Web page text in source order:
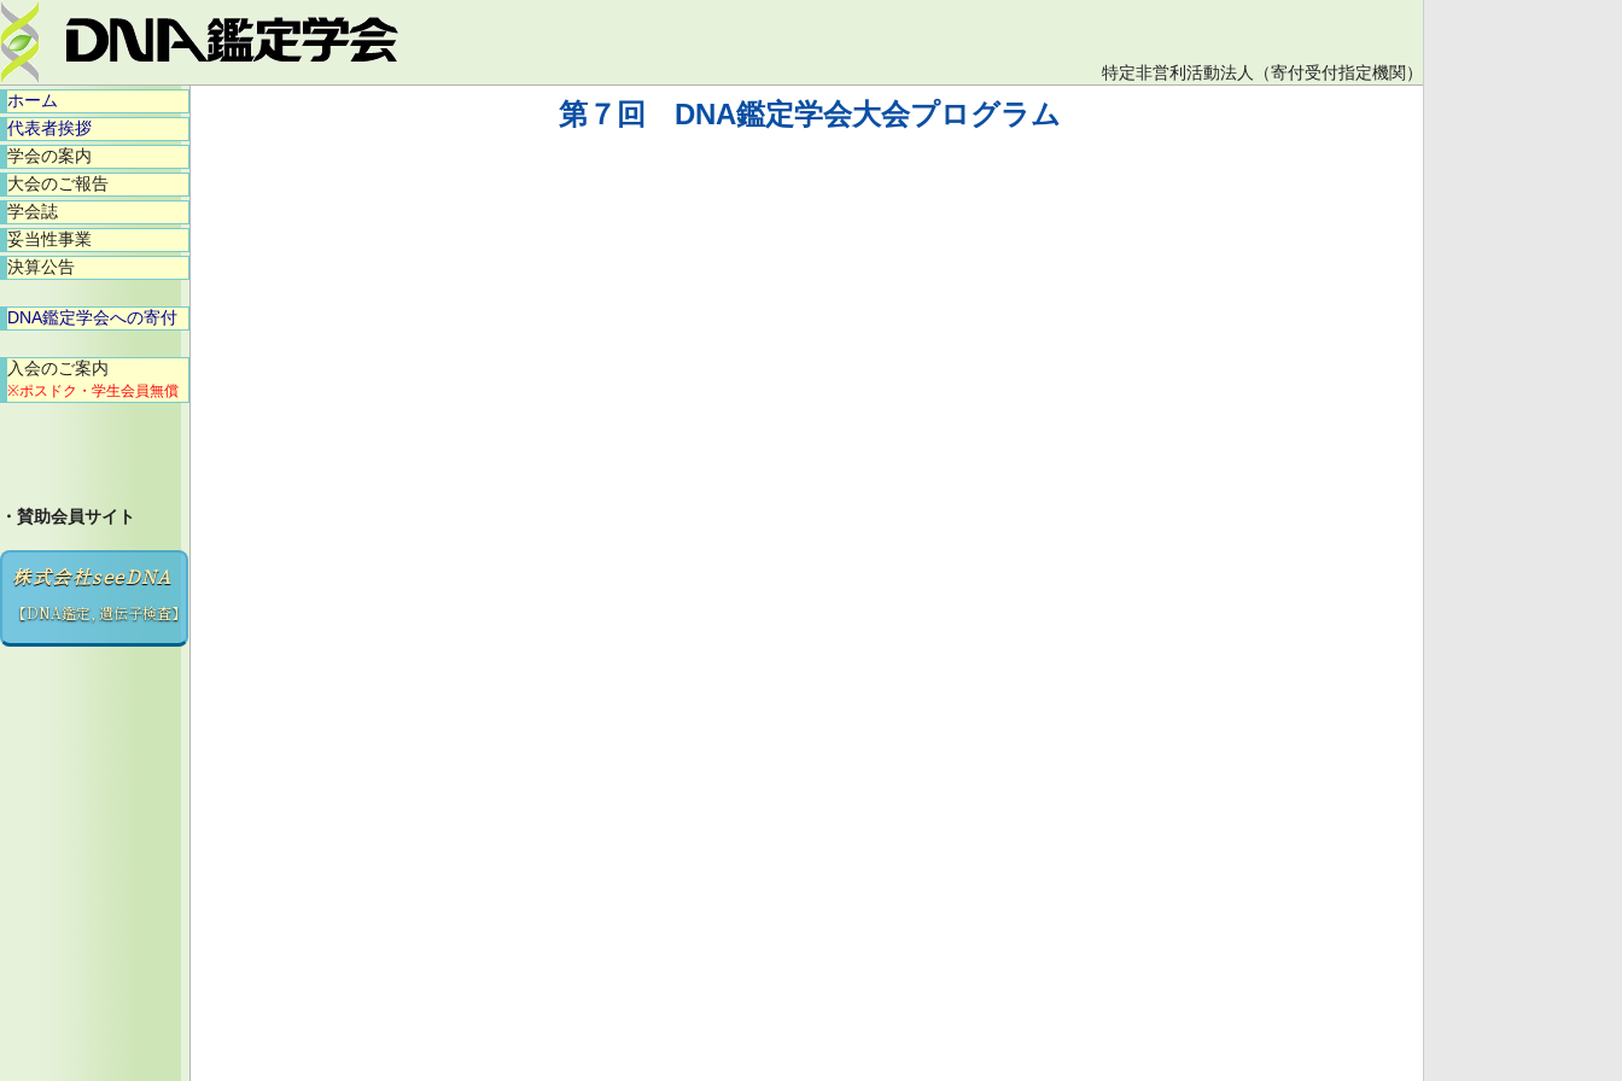
特定非営利活動法人（寄付受付指定機関）
ホーム
代表者挨拶
学会の案内
大会のご報告
学会誌
妥当性事業
決算公告
DNA鑑定学会への寄付
入会のご案内
※ポスドク・学生会員無償
・賛助会員サイト
株式会社seeDNA
【DNA鑑定, 遺伝子検査】
第７回 DNA鑑定学会大会プログラム